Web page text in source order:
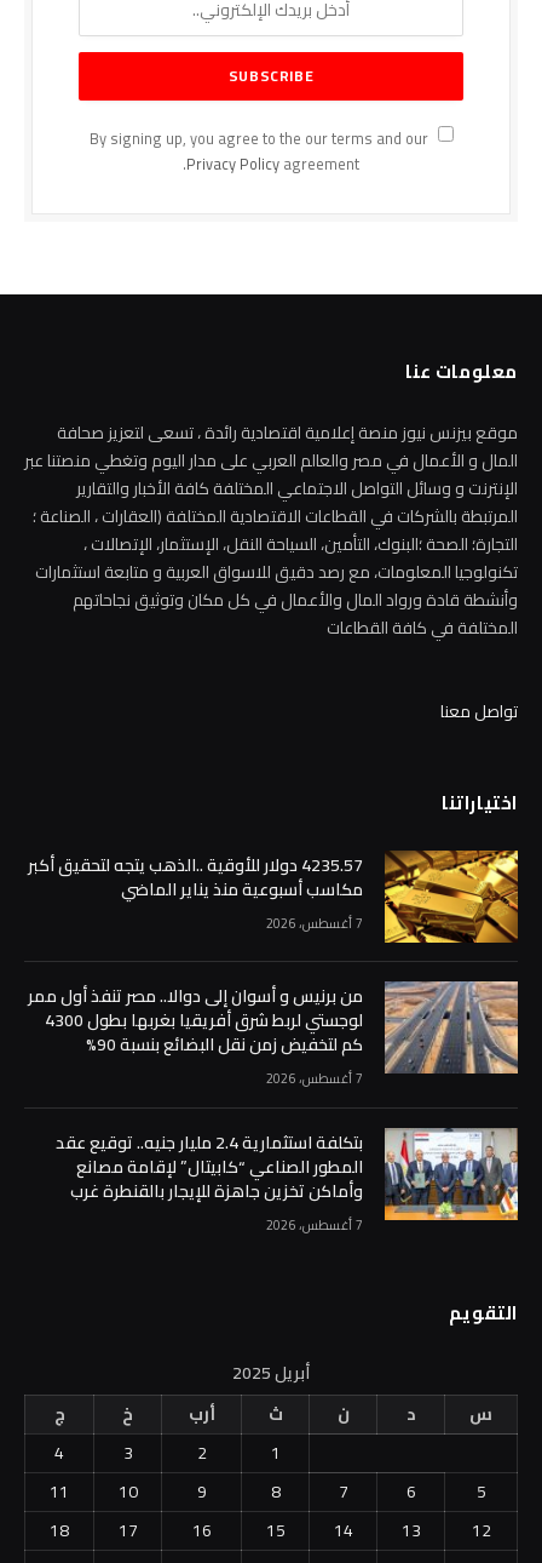
By signing up, you agree to the our terms and our
Privacy Policyagreement.
معلومات عنا
موقع بيزنس نيوز منصة إعلامية اقتصادية رائدة ، تسعى لتعزيز صحافة
المال و الأعمال في مصر والعالم العربي على مدار اليوم وتغطي منصتنا عبر
الإنترنت و وسائل التواصل الاجتماعي المختلفة كافة الأخبار والتقارير
المرتبطة بالشركات في القطاعات الاقتصادية المختلفة (العقارات ، الصناعة ؛
التجارة؛ الصحة ؛البنوك، التأمين، السياحة النقل، الإستثمار، الإتصالات ،
تكنولوجيا المعلومات، مع رصد دقيق للاسواق العربية و متابعة استثمارات
وأنشطة قادة ورواد المال والأعمال في كل مكان وتوثيق نجاحاتهم
المختلفة في كافة القطاعات
تواصل معنا
اختياراتنا
4235.57 دولار للأوقية ..الذهب يتجه لتحقيق أكبر
مكاسب أسبوعية منذ يناير الماضي
7 أغسطس، 2026
من برنيس و أسوان إلى دوالا.. مصر تنفذ أول ممر
لوجستي لربط شرق أفريقيا بغربها بطول 4300
كم لتخفيض زمن نقل البضائع بنسبة 90%
7 أغسطس، 2026
بتكلفة استثمارية 2.4 مليار جنيه.. توقيع عقد
المطور الصناعي “كابيتال” لإقامة مصانع
وأماكن تخزين جاهزة للإيجار بالقنطرة غرب
7 أغسطس، 2026
التقويم
أبريل 2025
س
د ن ث أرب خ
ج
1
2
3
4
5
6
7
8
9
10
11
12
13
14
15
16
17
18